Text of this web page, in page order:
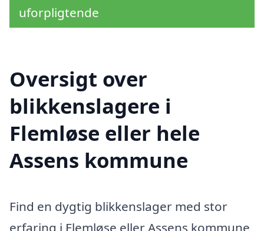
uforpligtende
Oversigt over
blikkenslagere i
Flemløse eller hele
Assens kommune
Find en dygtig blikkenslager med stor
erfaring i Flemløse eller Assens kommune